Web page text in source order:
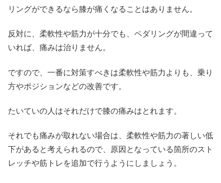
リングができるなら膝が痛くなることはありません。
反対に、柔軟性や筋力が十分でも、ペダリングが間違って
いれば、痛みは治りません。
ですので、一番に対策すべきは柔軟性や筋力よりも、乗り
方やポジションなどの改善です。
たいていの人はそれだけで膝の痛みはとれます。
それでも痛みが取れない場合は、柔軟性や筋力の著しい低
下があると考えられるので、原因となっている箇所のスト
レッチや筋トレを追加で行うようにしましょう。